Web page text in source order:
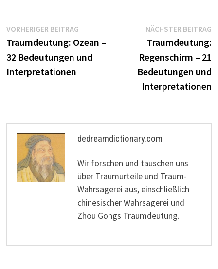
Beitragsnavigation
VORHERIGER BEITRAGVorheriger
Beitrag:
Traumdeutung: Ozean –
32 Bedeutungen und
Interpretationen
NÄCHSTER BEITRAG
Traumdeutung:
Regenschirm – 21
Bedeutungen und
Interpretationen
dedreamdictionary.com
Wir forschen und tauschen uns
über Traumurteile und Traum-
Wahrsagerei aus, einschließlich
chinesischer Wahrsagerei und
Zhou Gongs Traumdeutung.